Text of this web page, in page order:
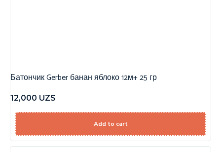
Батончик Gerber банан яблоко 12м+ 25 гр
12,000 UZS
Add to cart